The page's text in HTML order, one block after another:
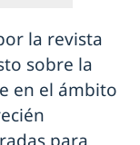
la revista
sobre la
en el ámbito